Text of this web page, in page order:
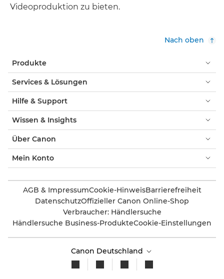
Videoproduktion zu bieten.
Nach oben
Produkte
Services & Lösungen
Hilfe & Support
Wissen & Insights
Über Canon
Mein Konto
AGB & ImpressumCookie-HinweisBarrierefreiheit
DatenschutzOffizieller Canon Online-Shop
Verbraucher: Händlersuche
Händlersuche Business-ProdukteCookie-Einstellungen
Canon Deutschland